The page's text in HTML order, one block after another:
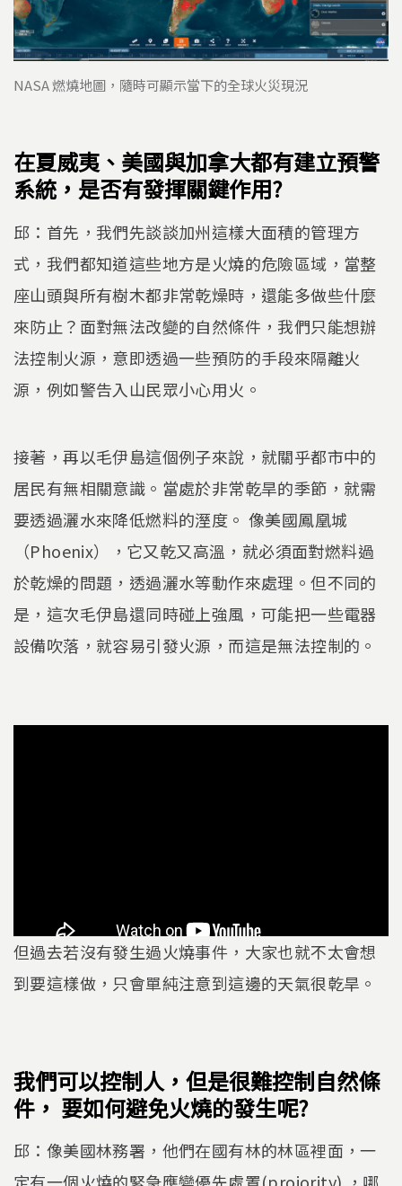
NASA 燃燒地圖，隨時可顯示當下的全球火災現況
在夏威夷、美國與加拿大都有建立預警
系統，是否有發揮關鍵作用?
邱：首先，我們先談談加州這樣大面積的管理方
式，我們都知道這些地方是火燒的危險區域，當整
座山頭與所有樹木都非常乾燥時，還能多做些什麼
來防止？面對無法改變的自然條件，我們只能想辦
法控制火源，意即透過一些預防的手段來隔離火
源，例如警告入山民眾小心用火。
接著，再以毛伊島這個例子來說，就關乎都市中的
居民有無相關意識。當處於非常乾旱的季節，就需
要透過灑水來降低燃料的溼度。 像美國鳳凰城
（Phoenix），它又乾又高溫，就必須面對燃料過
於乾燥的問題，透過灑水等動作來處理。但不同的
是，這次毛伊島還同時碰上強風，可能把一些電器
設備吹落，就容易引發火源，而這是無法控制的。
但過去若沒有發生過火燒事件，大家也就不太會想
到要這樣做，只會單純注意到這邊的天氣很乾旱。
我們可以控制人，但是很難控制自然條
件， 要如何避免火燒的發生呢?
邱：像美國林務署，他們在國有林的林區裡面，一